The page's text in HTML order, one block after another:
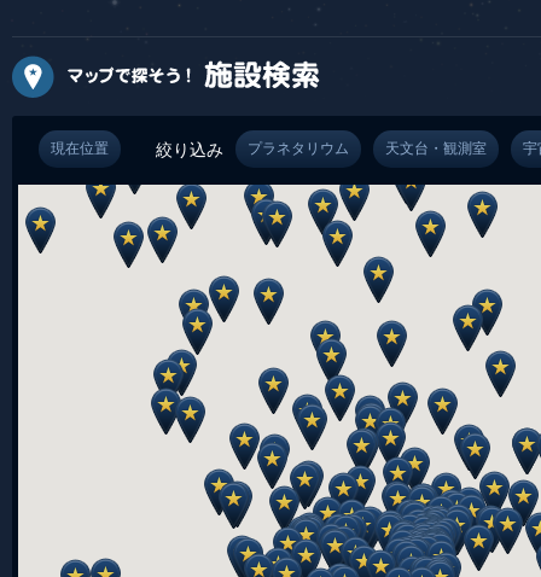
現在位置 絞り込み プラネタリウム 天文台・観測室 宇